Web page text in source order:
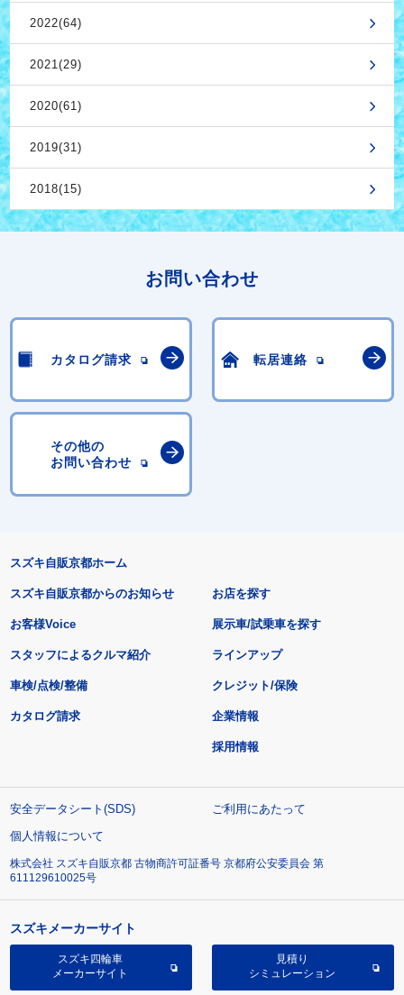
2022(64)
2021(29)
2020(61)
2019(31)
2018(15)
お問い合わせ
カタログ請求 転居連絡
その他の
お問い合わせ
スズキ自販京都ホーム
スズキ自販京都からのお知らせ
お客様Voice
スタッフによるクルマ紹介
お店を探す
展示車/試乗車を探す
ラインアップ
車検/点検/整備 クレジット/保険
カタログ請求 企業情報
採用情報
安全データシート(SDS)
ご利用にあたって
個人情報について
株式会社 スズキ自販京都 古物商許可証番号 京都府公安委員会 第
611129610025号
スズキメーカーサイト
スズキ四輪車
メーカーサイト
見積り
シミュレーション